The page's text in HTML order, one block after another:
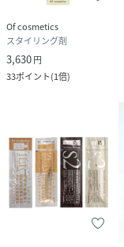
Of cosmetics
スタイリング剤
3,630円
33ポイント(1倍)